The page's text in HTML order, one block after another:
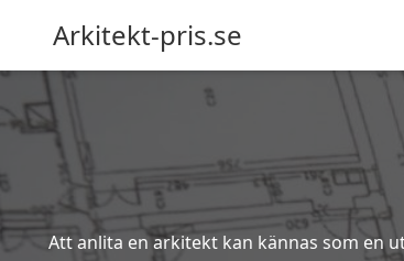
Arkitekt-pris.se
Att anlita en arkitekt kan kännas som en